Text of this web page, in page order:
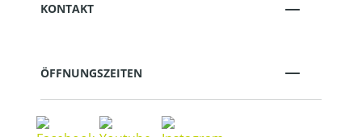
KONTAKT
ÖFFNUNGSZEITEN